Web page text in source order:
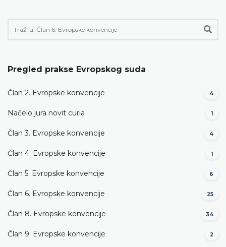
Pregled prakse Evropskog suda
Član 2. Evropske konvencije 4
Načelo jura novit curia 1
Član 3. Evropske konvencije 4
Član 4. Evropske konvencije 1
Član 5. Evropske konvencije 6
Član 6. Evropske konvencije 25
Član 8. Evropske konvencije 34
Član 9. Evropske konvencije 2